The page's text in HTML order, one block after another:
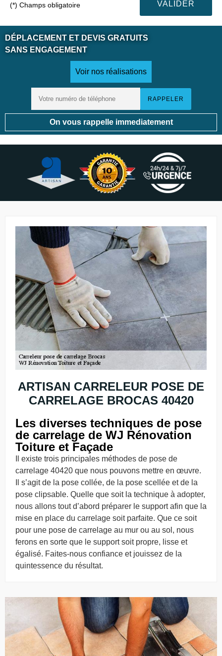
(*) Champs obligatoire
DÉPLACEMENT ET DEVIS GRATUITS
SANS ENGAGEMENT
Voir nos réalisations
On vous rappelle immediatement
ARTISAN CARRELEUR POSE DE
CARRELAGE BROCAS 40420
Les diverses techniques de pose
de carrelage de WJ Rénovation
Toiture et Façade
Il existe trois principales méthodes de pose de
carrelage 40420 que nous pouvons mettre en œuvre.
Il s’agit de la pose collée, de la pose scellée et de la
pose clipsable. Quelle que soit la technique à adopter,
nous allons tout d’abord préparer le support afin que la
mise en place du carrelage soit parfaite. Que ce soit
pour une pose de carrelage au mur ou au sol, nous
ferons en sorte que le support soit propre, lisse et
égalisé. Faites-nous confiance et jouissez de la
quintessence du résultat.